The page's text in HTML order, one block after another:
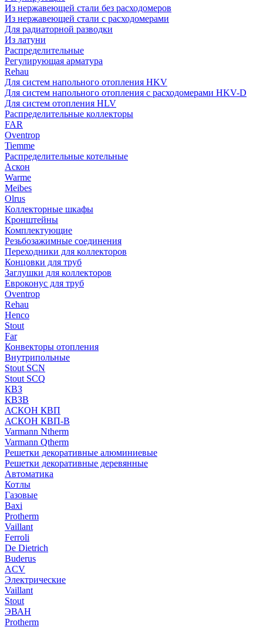
Из нержавеющей стали без расходомеров
Из нержавеющей стали с расходомерами
Для радиаторной разводки
Из латуни
Распределительные
Регулирующая арматура
Rehau
Для систем напольного отопления HKV
Для систем напольного отопления с расходомерами HKV-D
Для систем отопления HLV
Распределительные коллекторы
FAR
Oventrop
Tiemme
Распределительные котельные
Аскон
Warme
Meibes
Olrus
Коллекторные шкафы
Кронштейны
Комплектующие
Резьбозажимные соединения
Переходники для коллекторов
Концовки для труб
Заглушки для коллекторов
Евроконус для труб
Oventrop
Rehau
Henco
Stout
Far
Конвекторы отопления
Внутрипольные
Stout SCN
Stout SCQ
КВЗ
КВЗВ
АСКОН КВП
АСКОН КВП-В
Varmann Ntherm
Varmann Qtherm
Решетки декоративные алюминиевые
Решетки декоративные деревянные
Автоматика
Котлы
Газовые
Baxi
Protherm
Vaillant
Ferroli
De Dietrich
Buderus
ACV
Электрические
Vaillant
Stout
ЭВАН
Protherm